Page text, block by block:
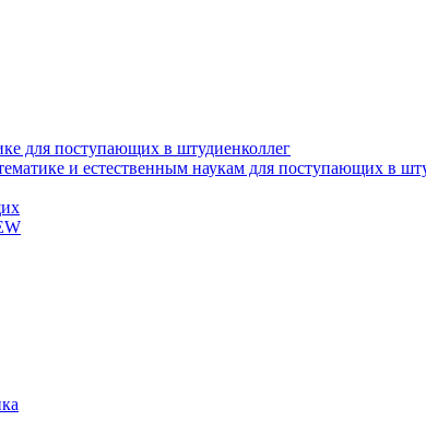
для поступающих в штудиенколлег
и естественным наукам для поступающих в